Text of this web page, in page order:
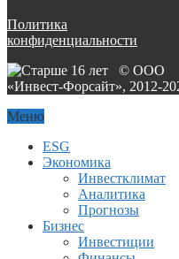
Политика
конфиденциальности
© ООО
«Инвест-Форсайт», 2012-
Меню
ESG
Экономика
Инвестклимат
Аналитика
Прогнозы
Бизнес
Инвестиции